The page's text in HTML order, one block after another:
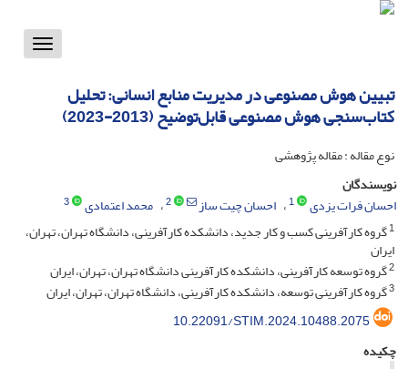
Toggle
تبیین هوش مصنوعی در مدیریت منابع انسانی: تحلیل
کتاب‌سنجی هوش مصنوعی قابل‌توضیح (2013-2023)
نوع مقاله : مقاله پژوهشی
نویسندگان
احسان فرات یزدی
1 احسان چیت ساز 2 محمد اعتمادی
3
1گروه کارآفرینی کسب و کار جدید، دانشکده کارآفرینی، دانشگاه تهران، تهران،
ایران
2گروه توسعه کارآفرینی، دانشکده کارآفرینی دانشگاه تهران، تهران، ایران
3گروه کارآفرینی توسعه، دانشکده کارآفرینی، دانشگاه تهران، تهران، ایران
10.22091/STIM.2024.10488.2075
چکیده